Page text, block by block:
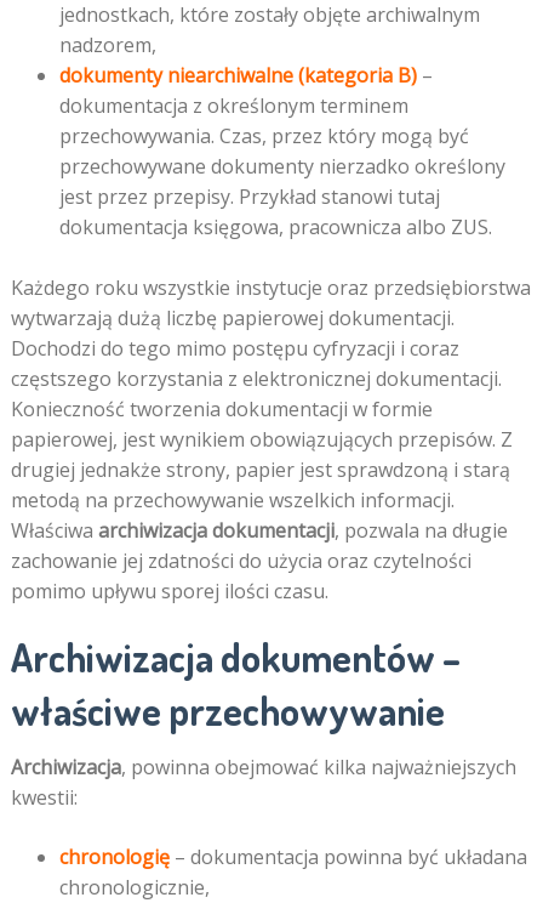
jednostkach, które zostały objęte archiwalnym
nadzorem,
dokumenty niearchiwalne (kategoria B)–
dokumentacja z określonym terminem
przechowywania. Czas, przez który mogą być
przechowywane dokumenty nierzadko określony
jest przez przepisy. Przykład stanowi tutaj
dokumentacja księgowa, pracownicza albo ZUS.
Każdego roku wszystkie instytucje oraz przedsiębiorstwa
wytwarzają dużą liczbę papierowej dokumentacji.
Dochodzi do tego mimo postępu cyfryzacji i coraz
częstszego korzystania z elektronicznej dokumentacji.
Konieczność tworzenia dokumentacji w formie
papierowej, jest wynikiem obowiązujących przepisów. Z
drugiej jednakże strony, papier jest sprawdzoną i starą
metodą na przechowywanie wszelkich informacji.
Właściwa archiwizacja dokumentacji, pozwala na długie
zachowanie jej zdatności do użycia oraz czytelności
pomimo upływu sporej ilości czasu.
Archiwizacja dokumentów –
właściwe przechowywanie
Archiwizacja, powinna obejmować kilka najważniejszych
kwestii:
chronologię– dokumentacja powinna być układana
chronologicznie,